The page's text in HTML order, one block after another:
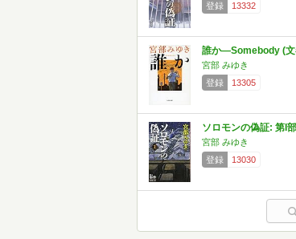
登録
13332
誰か―Somebody (文
宮部 みゆき
登録
13305
ソロモンの偽証: 第I
宮部 みゆき
登録
13030